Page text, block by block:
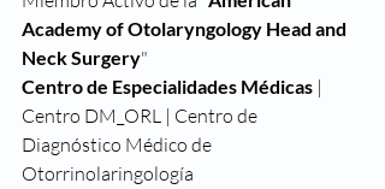
Academy of Otolaryngology Head and
Neck Surgery"
Centro de Especialidades Médicas |
Centro DM_ORL | Centro de
Diagnóstico Médico de
Otorrinolaringología